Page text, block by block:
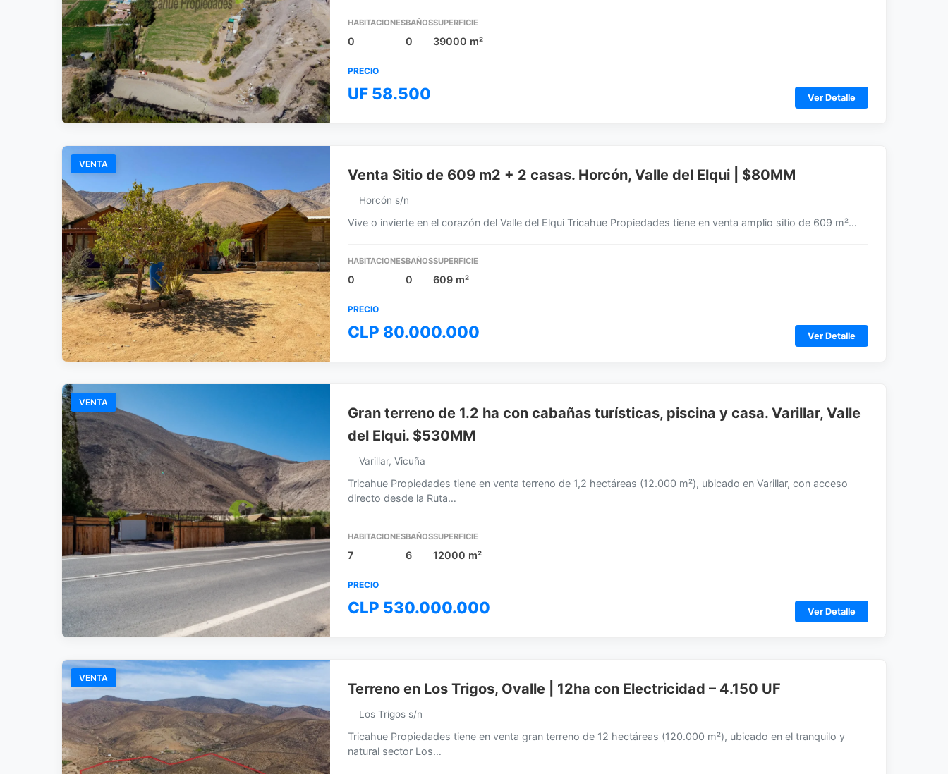
HABITACIONES
0
BAÑOS
0
SUPERFICIE
39000 m²
PRECIO
UF 58.500 Ver Detalle
VENTA
Venta Sitio de 609 m2 + 2 casas. Horcón, Valle del Elqui | $80MM
Horcón s/n
Vive o invierte en el corazón del Valle del Elqui Tricahue Propiedades tiene en venta amplio sitio de 609 m²…
HABITACIONES
0
BAÑOS
0
SUPERFICIE
609 m²
PRECIO
CLP 80.000.000 Ver Detalle
VENTA
Gran terreno de 1.2 ha con cabañas turísticas, piscina y casa. Varillar, Valle
del Elqui. $530MM
Varillar, Vicuña
Tricahue Propiedades tiene en venta terreno de 1,2 hectáreas (12.000 m²), ubicado en Varillar, con acceso
directo desde la Ruta…
HABITACIONES
7
BAÑOS
6
SUPERFICIE
12000 m²
PRECIO
CLP 530.000.000 Ver Detalle
VENTA
Terreno en Los Trigos, Ovalle | 12ha con Electricidad – 4.150 UF
Los Trigos s/n
Tricahue Propiedades tiene en venta gran terreno de 12 hectáreas (120.000 m²), ubicado en el tranquilo y
natural sector Los…